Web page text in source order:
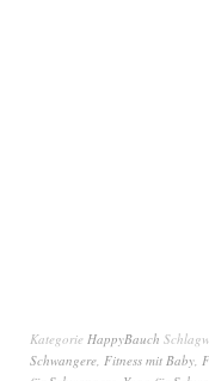
Kategorie HappyBauch
Schwangere Fitness mit Baby